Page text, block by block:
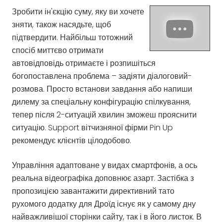
Зробити ін'єкцію суму, яку ви хочете
зняти, також насядьте, щоб
підтвердити. Найбільш тотожний
спосіб миттєво отримати
автовідповідь отримаєте і розпишіться
богопоставлена ​​проблема – задіяти діалоговий-
розмова. Просто встанови завдання або напиши
дилему за спеціальну конфігурацію спілкування,
тепер після 2-ситуацій хвилин зможеш прояснити
ситуацію. Support вітчизняної фірми Pin Up
рекомендує клієнтів цілодобово.
Управління адаптоване у видах смартфонів, а ось
реальна відеографіка доповнює азарт. Застібка з
пропозицією завантажити директивний тато
рухомого додатку для Дроїд існує як у самому дну
найважливішої сторінки сайту, так і в його листок. В